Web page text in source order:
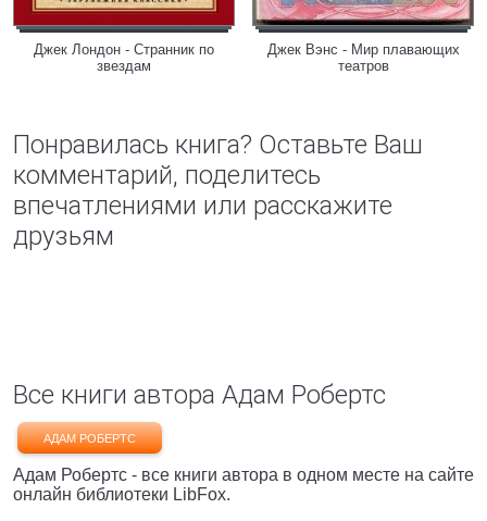
Джек Лондон - Странник по
звездам
Джек Вэнс - Мир плавающих
театров
Понравилась книга? Оставьте Ваш
комментарий, поделитесь
впечатлениями или расскажите
друзьям
Все книги автора Адам Робертс
АДАМ РОБЕРТС
Адам Робертс - все книги автора в одном месте на сайте
онлайн библиотеки LibFox.